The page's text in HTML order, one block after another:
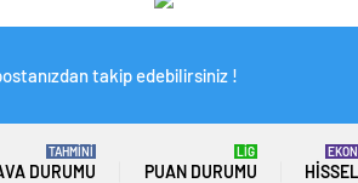
takip edebilirsiniz !
DURUMU
TAHMİNİ
PUAN DURUMU
LİG